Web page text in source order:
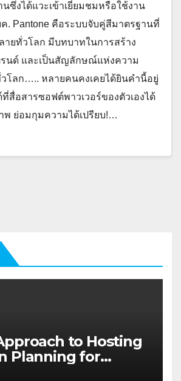
ซึ่งได้แวะเข้าเยี่ยมชมหรือใช้งาน
. Pantone คือระบบจับคู่สีมาตรฐานที่
ายทั่วโลก มีบทบาทในการสร้าง
นด์ และเป็นสัญลักษณ์แห่งความ
โลก….. หลายคนคงเคยได้ยินคำนี้อยู่
สื่อสารซอฟต์พาวเวอร์ของตัวเองได้
พ ย่อมกุมความได้เปรียบ!…
to Hosting
Planning for
in Rockhampton